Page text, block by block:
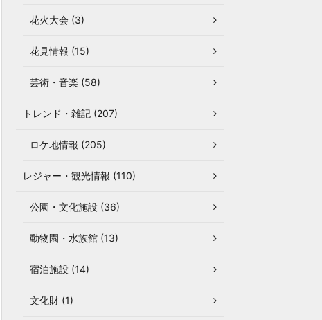
花火大会 (3)
花見情報 (15)
芸術・音楽 (58)
トレンド・雑記 (207)
ロケ地情報 (205)
レジャー・観光情報 (110)
公園・文化施設 (36)
動物園・水族館 (13)
宿泊施設 (14)
文化財 (1)